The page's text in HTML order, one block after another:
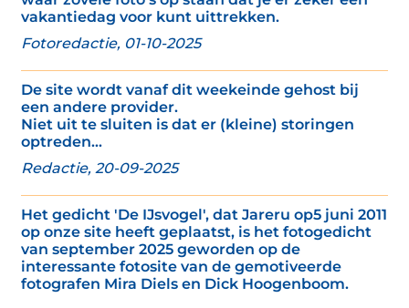
vakantiedag voor kunt uittrekken.
Fotoredactie, 01-10-2025
De site wordt vanaf dit weekeinde gehost bij
een andere provider.
Niet uit te sluiten is dat er (kleine) storingen
optreden...
Redactie, 20-09-2025
Het gedicht 'De IJsvogel', dat Jareru op5 juni 2011
op onze site heeft geplaatst, is het fotogedicht
van september 2025 geworden op de
interessante fotosite van de gemotiveerde
fotografen Mira Diels en Dick Hoogenboom.